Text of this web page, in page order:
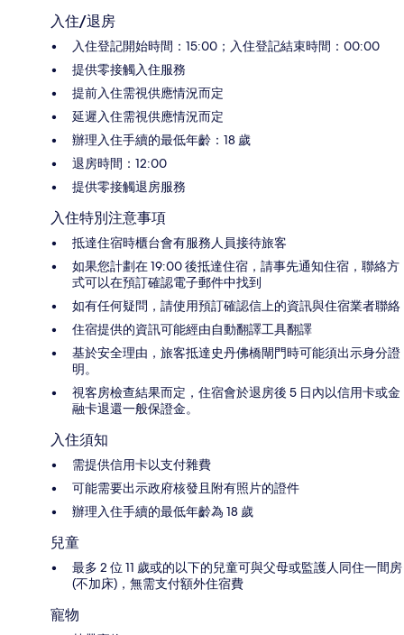
入住/退房
入住登記開始時間：15:00；入住登記結束時間：00:00
提供零接觸入住服務
提前入住需視供應情況而定
延遲入住需視供應情況而定
辦理入住手續的最低年齡：18 歲
退房時間：12:00
提供零接觸退房服務
入住特別注意事項
抵達住宿時櫃台會有服務人員接待旅客
如果您計劃在 19:00 後抵達住宿，請事先通知住宿，聯絡方
式可以在預訂確認電子郵件中找到
如有任何疑問，請使用預訂確認信上的資訊與住宿業者聯絡
住宿提供的資訊可能經由自動翻譯工具翻譯
基於安全理由，旅客抵達史丹佛橋閘門時可能須出示身分證
明。
視客房檢查結果而定，住宿會於退房後 5 日內以信用卡或金
融卡退還一般保證金。
入住須知
需提供信用卡以支付雜費
可能需要出示政府核發且附有照片的證件
辦理入住手續的最低年齡為 18 歲
兒童
最多 2 位 11 歲或的以下的兒童可與父母或監護人同住一間房
(不加床)，無需支付額外住宿費
寵物